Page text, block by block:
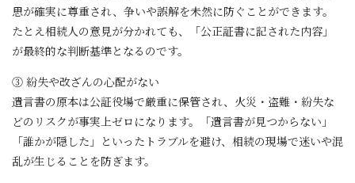
思が確実に尊重され、争いや誤解を未然に防ぐことができます。
たとえ相続人の意見が分かれても、「公正証書に記された内容」
が最終的な判断基準となるのです。
③ 紛失や改ざんの心配がない
遺言書の原本は公証役場で厳重に保管され、火災・盗難・紛失な
どのリスクが事実上ゼロになります。「遺言書が見つからない」
「誰かが隠した」といったトラブルを避け、相続の現場で迷いや混
乱が生じることを防ぎます。